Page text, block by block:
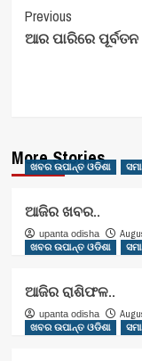
Post
Navigation
Previous
ଆର ପାରିରେ ପୂର୍ବତନ
More Stories
ଖବର ଉପାନ୍ତ ଓଡିଶା
ଆଜିର ଖବର..
upanta odisha
ଖବର ଉପାନ୍ତ ଓଡିଶା
ଆଜିର ରାଶିଫଳ..
upanta odisha
ଖବର ଉପାନ୍ତ ଓଡିଶା